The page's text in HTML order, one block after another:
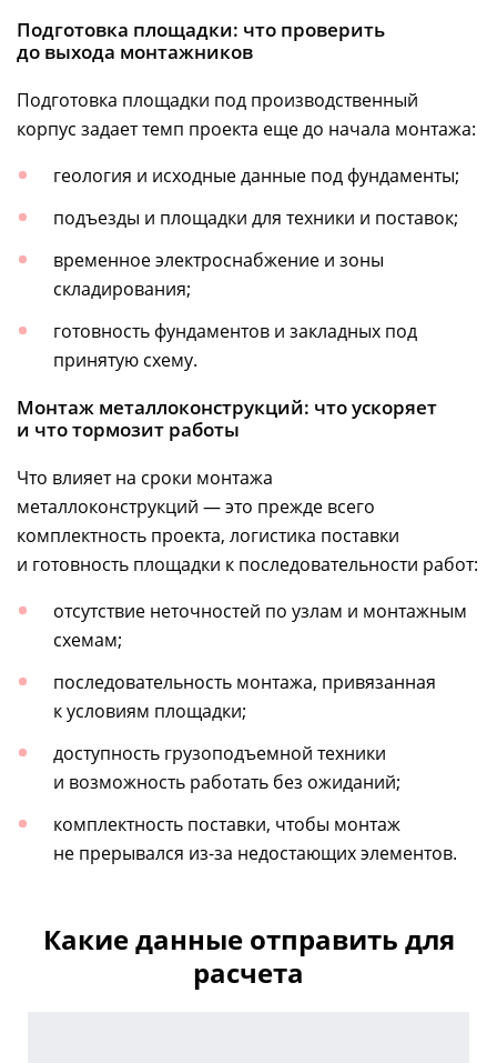
Подготовка площадки: что проверить
до выхода монтажников
Подготовка площадки под производственный
корпус задает темп проекта еще до начала монтажа:
геология и исходные данные под фундаменты;
подъезды и площадки для техники и поставок;
временное электроснабжение и зоны
складирования;
готовность фундаментов и закладных под
принятую схему.
Монтаж металлоконструкций: что ускоряет
и что тормозит работы
Что влияет на сроки монтажа
металлоконструкций — это прежде всего
комплектность проекта, логистика поставки
и готовность площадки к последовательности работ:
отсутствие неточностей по узлам и монтажным
схемам;
последовательность монтажа, привязанная
к условиям площадки;
доступность грузоподъемной техники
и возможность работать без ожиданий;
комплектность поставки, чтобы монтаж
не прерывался из-за недостающих элементов.
Какие данные отправить для
расчета